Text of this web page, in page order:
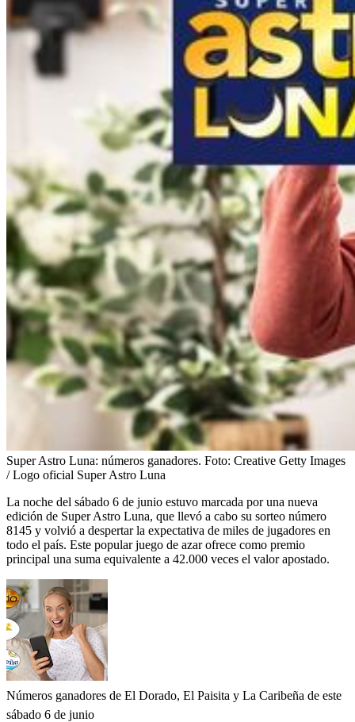
Super Astro Luna: números ganadores. Foto: Creative Getty Images
/ Logo oficial Super Astro Luna
La noche del sábado 6 de junio estuvo marcada por una nueva
edición de Super Astro Luna, que llevó a cabo su sorteo número
8145 y volvió a despertar la expectativa de miles de jugadores en
todo el país. Este popular juego de azar ofrece como premio
principal una suma equivalente a 42.000 veces el valor apostado.
Números ganadores de El Dorado, El Paisita y La Caribeña de este
sábado 6 de junio